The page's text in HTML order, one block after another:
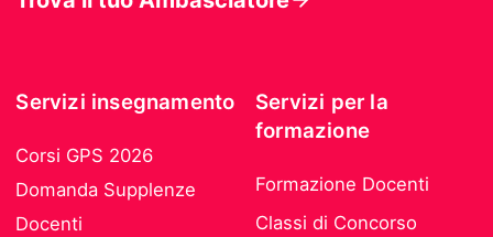
Servizi insegnamento
Corsi GPS 2026
Domanda Supplenze
Docenti
Servizi per la
formazione
Formazione Docenti
Classi di Concorso